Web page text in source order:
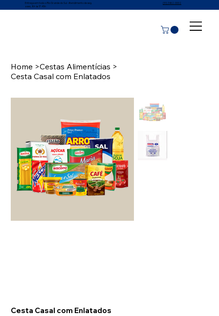
Entrega em todo o Rio Grande do Sul · Atendimento de seg.
a sex., 8h às 17:45h
(51) 3462-0002
Home >Cestas Alimentícias >
Cesta Casal com Enlatados
Cesta Casal com Enlatados